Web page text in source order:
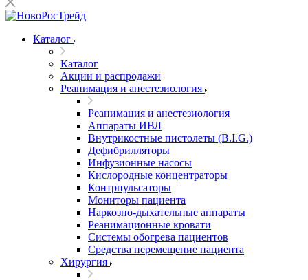
Каталог
Каталог
Акции и распродажи
Реанимация и анестезиология
Реанимация и анестезиология
Аппараты ИВЛ
Внутрикостные пистолеты (B.I.G.)
Дефибрилляторы
Инфузионные насосы
Кислородные концентраторы
Контрпульсаторы
Мониторы пациента
Наркозно-дыхательные аппараты
Реанимационные кровати
Системы обогрева пациентов
Средства перемещение пациента
Хирургия